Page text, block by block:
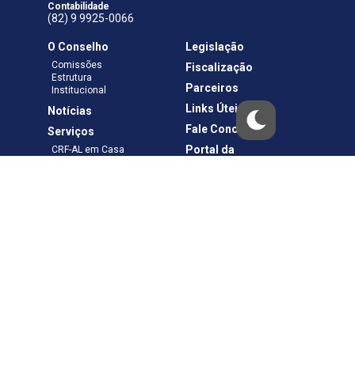
Contabilidade
(82) 9 9925-0066
O Conselho
Comissões
Estrutura
Institucional
Notícias
Serviços
CRF-AL em Casa
Legislação
Fiscalização
Parceiros
Links Úteis
Fale Conosco
Portal da